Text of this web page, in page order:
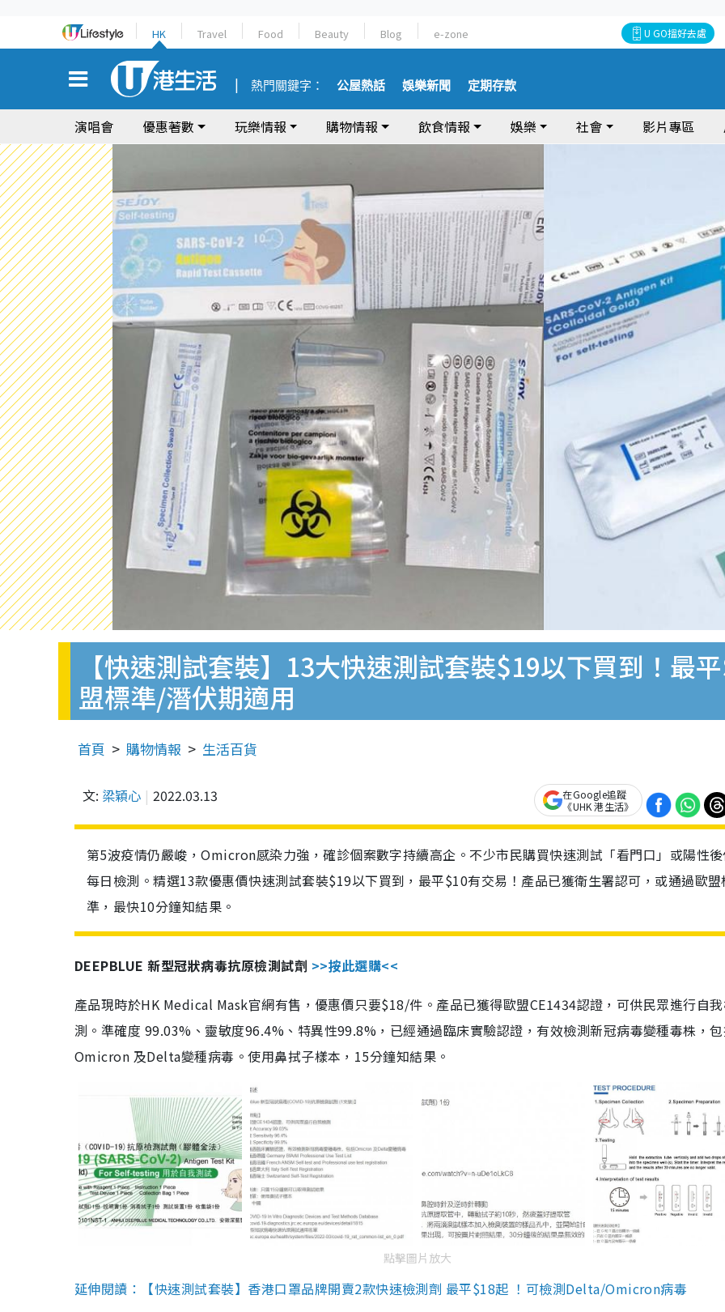
HK Travel Food Beauty Blog e-zone U GO搵好去處
熱門關鍵字： 公屋熱話 娛樂新聞 定期存款
演唱會 優惠著數 玩樂情報 購物情報 飲食情報 娛樂 社會 影片專區
【快速測試套裝】13大快速測試套裝$19以下買到！最
盟標準/潛伏期適用
首頁 購物情報 生活百貨
文: 梁穎心 2022.03.13
在Google追蹤
《UHK 港生活》
第5波疫情仍嚴峻，Omicron感染力強，確診個案數字持續高企。不少市民購買快速測試「看門口」或陽性
每日檢測。精選13款優惠價快速測試套裝$19以下買到，最平$10有交易！產品已獲衛生署認可，或通過歐盟
準，最快10分鐘知結果。
DEEPBLUE 新型冠狀病毒抗原檢測試劑 >>按此選購<<
產品現時於HK Medical Mask官網有售，優惠價只要$18/件。產品已獲得歐盟CE1434認證，可供民眾進行自
測。準確度 99.03%、靈敏度96.4%、特異性99.8%，已經通過臨床實驗認證，有效檢測新冠病毒變種毒株，
Omicron 及Delta變種病毒。使用鼻拭子樣本，15分鐘知結果。
點擊圖片放大
延伸閱讀：【快速測試套裝】香港口罩品牌開賣2款快速檢測劑 最平$18起 ！可檢測Delta/Omicron病毒